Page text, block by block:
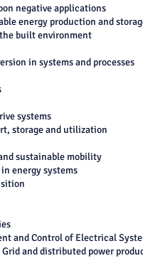
negative applications
energy production and
built environment
in systems and processes
systems
storage and utilization
sustainable mobility
energy systems
and Control of Electrical
and distributed power